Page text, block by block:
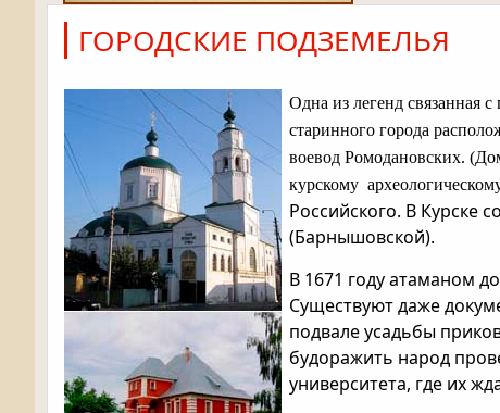
ГОРОДСКИЕ ПОДЗЕМЕЛЬЯ
Одна из легенд связанная
старинного города
воевод Ромодановских.
курскому
Российского. В Курске
(Барнышовской).
В 1671 году атаманом
Существуют даже
подвале усадьбы
будоражить народ
университета, где их